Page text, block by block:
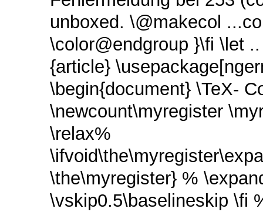
unboxed. \@makecol
\color@endgroup }\fi \let
{article}
\begin{document} \TeX-
\newcount\myregister
\relax%
\the\myregister} %
\vskip0.5\baselineskip \fi